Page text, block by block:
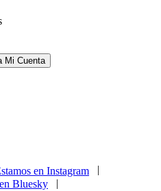
Mi Cuenta
|